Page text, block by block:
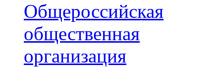
Общероссийская
общественная
организация